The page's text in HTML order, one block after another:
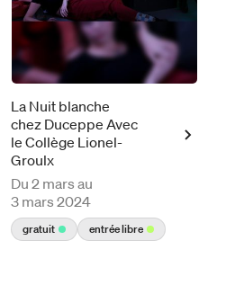
La Nuit blanche
chez Duceppe Avec
le Collège Lionel-
Groulx
Du 2 mars au
3 mars 2024
gratuit entrée libre